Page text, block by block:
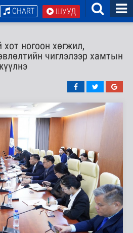
ШУУД
CHART
ногоон хөгжил,
чиглэлээр хамтын